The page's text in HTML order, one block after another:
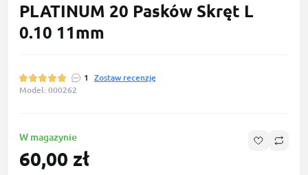
PLATINUM 20 Pasków Skręt L
0.10 11mm
1
Zostaw recenzję
Model: 000262
W magazynie
60,00 zł